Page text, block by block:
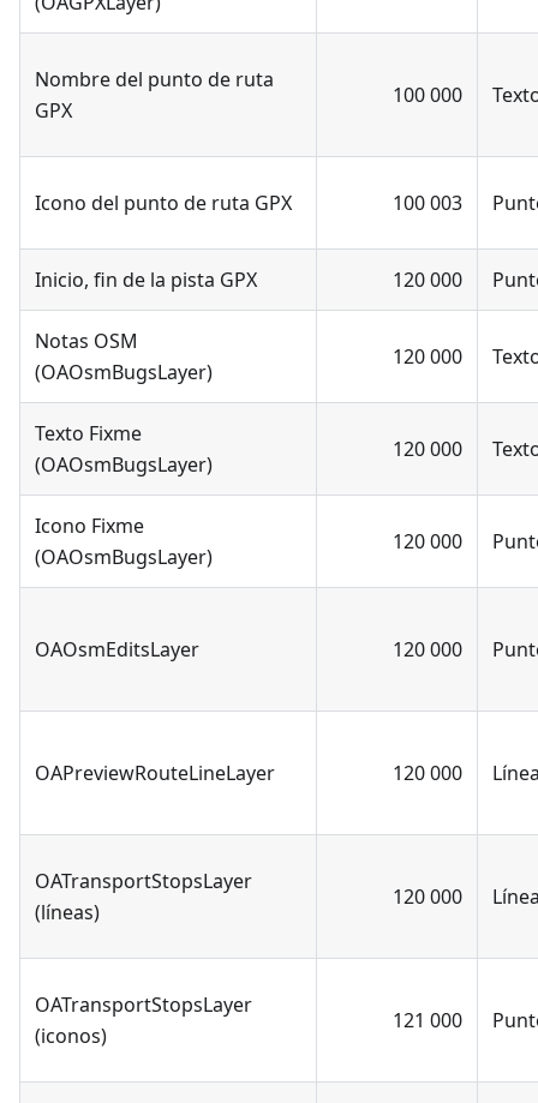
Nombre del punto de ruta
GPX
100 000
Icono del punto de ruta GPX 100 003
Inicio, fin de la pista GPX 120 000
Notas OSM
(OAOsmBugsLayer)
120 000
Texto Fixme
(OAOsmBugsLayer)
120 000
Icono Fixme
(OAOsmBugsLayer)
120 000
OAOsmEditsLayer 120 000
OAPreviewRouteLineLayer 120 000
OATransportStopsLayer
(líneas)
120 000
OATransportStopsLayer
(iconos)
121 000